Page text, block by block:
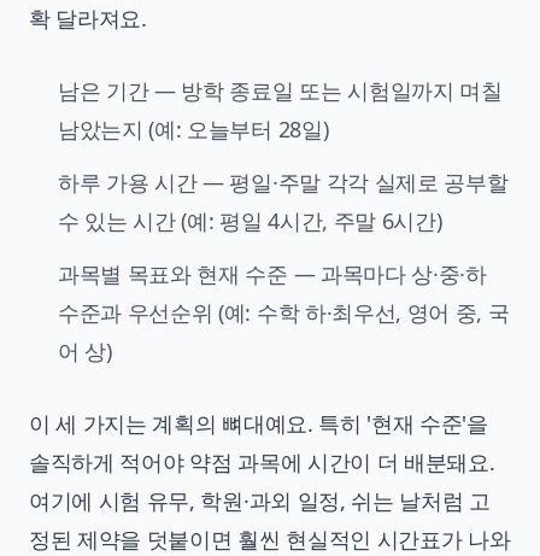
확 달라져요.
남은 기간 — 방학 종료일 또는 시험일까지 며칠
남았는지 (예: 오늘부터 28일)
하루 가용 시간 — 평일·주말 각각 실제로 공부할
수 있는 시간 (예: 평일 4시간, 주말 6시간)
과목별 목표와 현재 수준 — 과목마다 상·중·하
수준과 우선순위 (예: 수학 하·최우선, 영어 중, 국
어 상)
이 세 가지는 계획의 뼈대예요. 특히 '현재 수준'을
솔직하게 적어야 약점 과목에 시간이 더 배분돼요.
여기에 시험 유무, 학원·과외 일정, 쉬는 날처럼 고
정된 제약을 덧붙이면 훨씬 현실적인 시간표가 나와